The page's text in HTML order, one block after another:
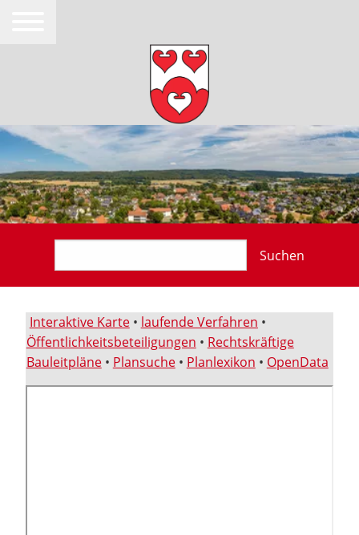
Suchen
Interaktive Karte• laufende Verfahren •
Öffentlichkeitsbeteiligungen • Rechtskräftige
Bauleitpläne• Plansuche• Planlexikon • OpenData